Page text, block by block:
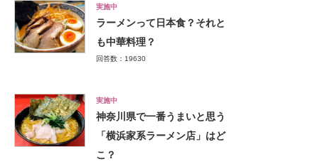
実施中
ラーメンって日本食？それと
も中華料理？
回答数：19630
実施中
神奈川県で一番うまいと思う
「横浜家系ラーメン店」はど
こ？